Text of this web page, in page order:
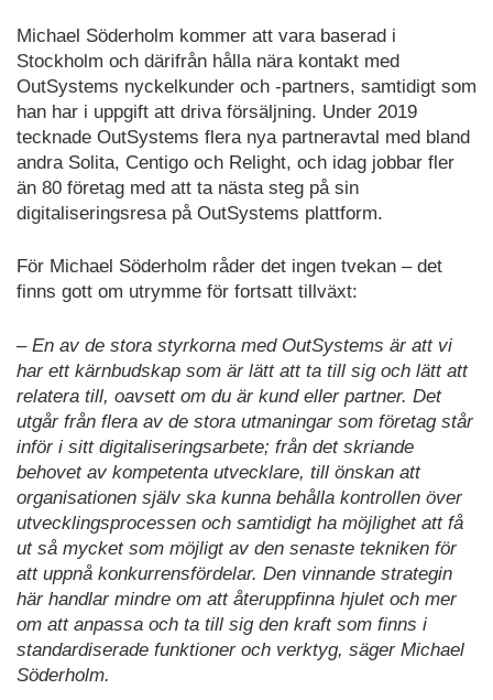
Michael Söderholm kommer att vara baserad i
Stockholm och därifrån hålla nära kontakt med
OutSystems nyckelkunder och -partners, samtidigt som
han har i uppgift att driva försäljning. Under 2019
tecknade OutSystems flera nya partneravtal med bland
andra Solita, Centigo och Relight, och idag jobbar fler
än 80 företag med att ta nästa steg på sin
digitaliseringsresa på OutSystems plattform.
För Michael Söderholm råder det ingen tvekan – det
finns gott om utrymme för fortsatt tillväxt:
– En av de stora styrkorna med OutSystems är att vi
har ett kärnbudskap som är lätt att ta till sig och lätt att
relatera till, oavsett om du är kund eller partner. Det
utgår från flera av de stora utmaningar som företag står
inför i sitt digitaliseringsarbete; från det skriande
behovet av kompetenta utvecklare, till önskan att
organisationen själv ska kunna behålla kontrollen över
utvecklingsprocessen och samtidigt ha möjlighet att få
ut så mycket som möjligt av den senaste tekniken för
att uppnå konkurrensfördelar. Den vinnande strategin
här handlar mindre om att återuppfinna hjulet och mer
om att anpassa och ta till sig den kraft som finns i
standardiserade funktioner och verktyg, säger Michael
Söderholm.